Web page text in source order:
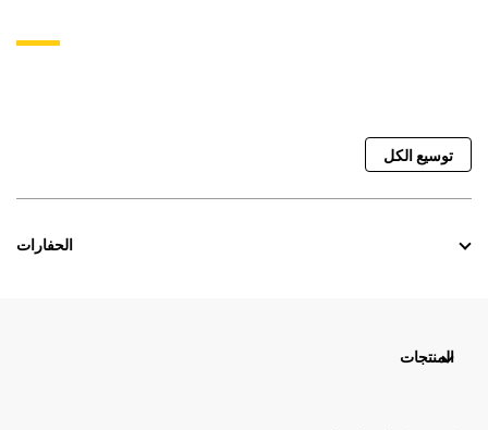
توسيع الكل
الحفارات
المنتجات